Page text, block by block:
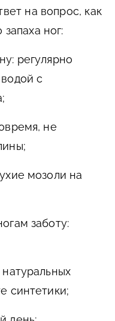
на вопрос, как
ног:
регулярно
с
не
мозоли на
заботу:
синтетики;